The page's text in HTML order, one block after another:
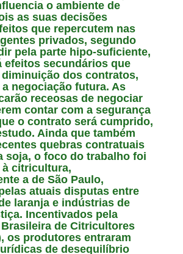
o ambiente de
as suas decisões
que repercutem nas
privados, segundo
pela parte hipo-suficiente,
efeitos secundários que
diminuição dos contratos,
negociação futura. As
receosas de negociar
contar com a segurança
o contrato será cumprido,
Ainda que também
quebras contratuais
soja, o foco do trabalho foi
citricultura,
a de São Paulo,
atuais disputas entre
laranja e indústrias de
Incentivados pela
de Citricultores
os produtores entraram
de desequilíbrio